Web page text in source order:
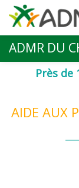
Aller au contenu
ADMR DU
Près de
AIDE AUX